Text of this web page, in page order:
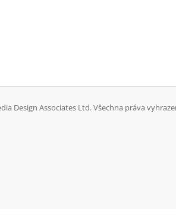
Design Associates Ltd. Všechna práva